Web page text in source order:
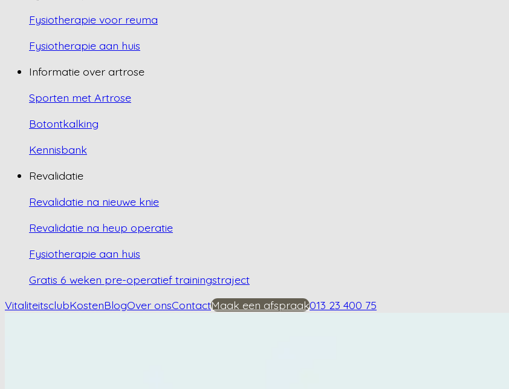
Fysiotherapie voor reuma
Fysiotherapie aan huis
Informatie over artrose
Sporten met Artrose
Botontkalking
Kennisbank
Revalidatie
Revalidatie na nieuwe knie
Revalidatie na heup operatie
Fysiotherapie aan huis
Gratis 6 weken pre-operatief trainingstraject
VitaliteitsclubKostenBlogOver onsContactMaak een afspraak013 23 400 75